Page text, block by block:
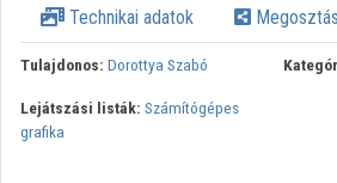
Intézmények
Közreműködők
Technikai adatok Megosztás
Tulajdonos: Dorottya Szabó
Lejátszási listák: Számítógépes
grafika